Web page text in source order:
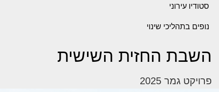
סטודיו עירוני
נופים בתהליכי שינוי
השבת החזית השישית
פרויקט גמר 2025